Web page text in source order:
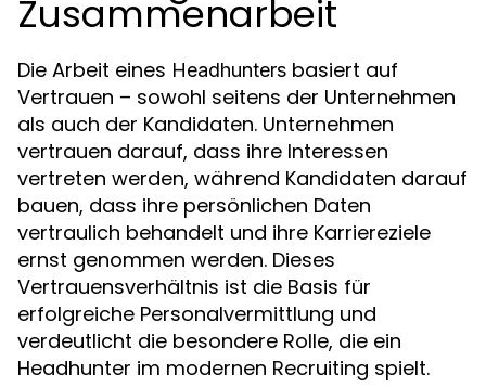
Zusammenarbeit
Die Arbeit eines Headhunters basiert auf
Vertrauen – sowohl seitens der Unternehmen
als auch der Kandidaten. Unternehmen
vertrauen darauf, dass ihre Interessen
vertreten werden, während Kandidaten darauf
bauen, dass ihre persönlichen Daten
vertraulich behandelt und ihre Karriereziele
ernst genommen werden. Dieses
Vertrauensverhältnis ist die Basis für
erfolgreiche Personalvermittlung und
verdeutlicht die besondere Rolle, die ein
Headhunter im modernen Recruiting spielt.